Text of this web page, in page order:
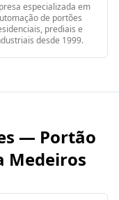
especializada em
de portões
prediais e
desde 1999.
— Portão
Medeiros